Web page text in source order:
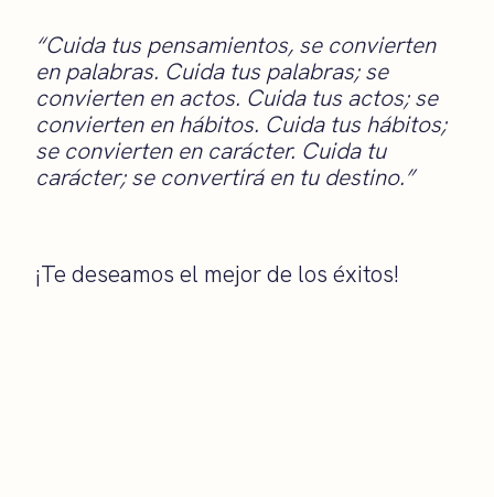
“Cuida tus pensamientos, se convierten
en palabras. Cuida tus palabras; se
convierten en actos. Cuida tus actos; se
convierten en hábitos. Cuida tus hábitos;
se convierten en carácter. Cuida tu
carácter; se convertirá en tu destino.”
¡Te deseamos el mejor de los éxitos!